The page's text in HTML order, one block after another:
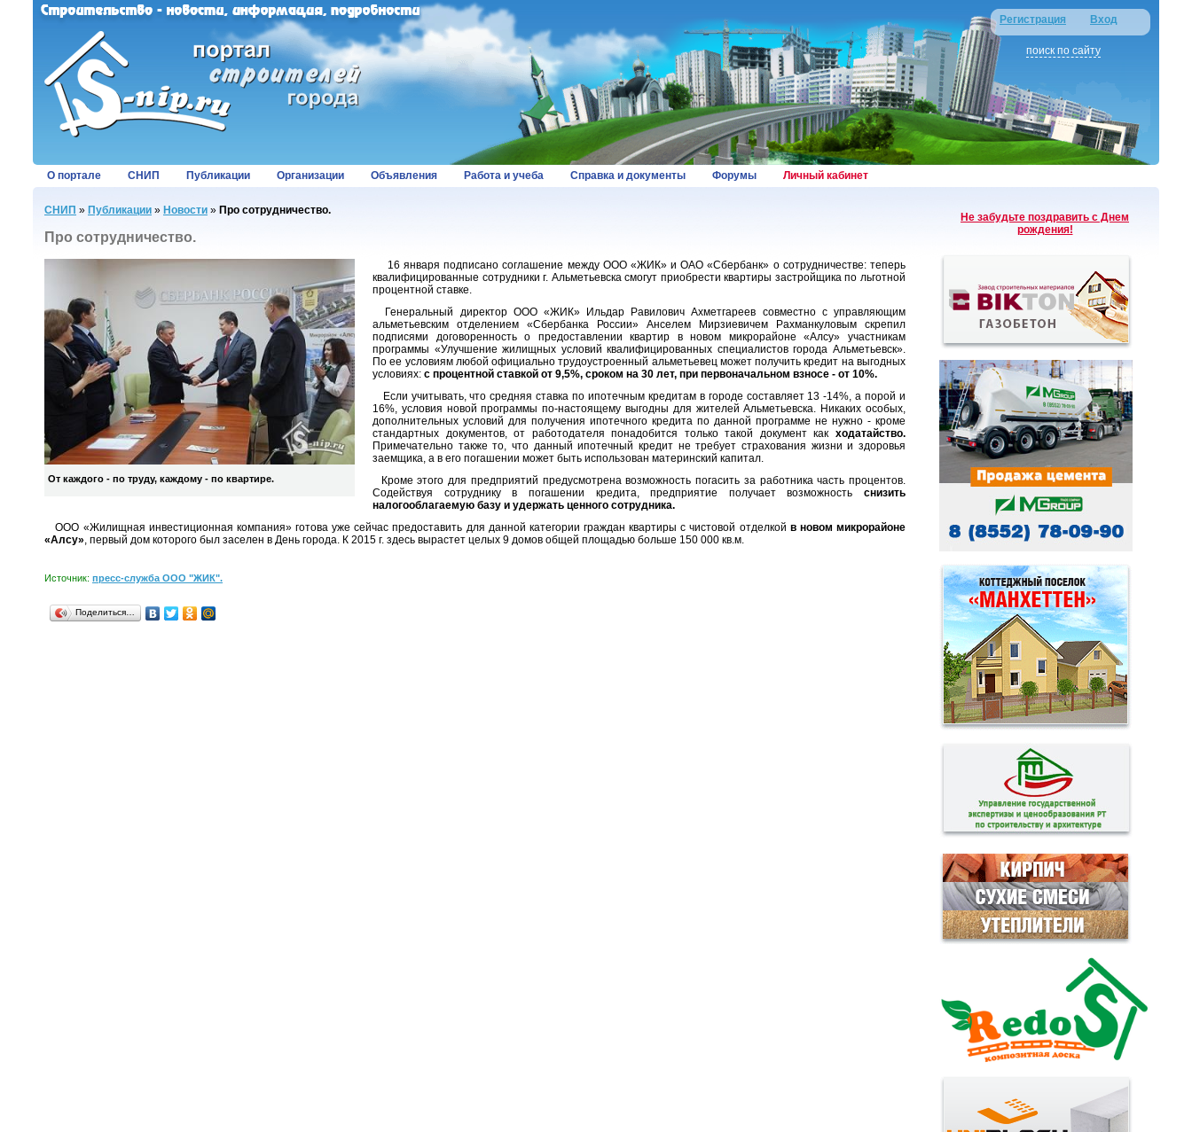
Регистрация Вход
поиск по сайту
О портале СНИП Публикации Организации Объявления Работа и учеба Справка и документы Форумы Личный кабинет
СНИП » Публикации » Новости » Про сотрудничество.
Про сотрудничество.
От каждого - по труду, каждому - по квартире.
16 января подписано соглашение между ООО «ЖИК» и ОАО «Сбербанк» о сотрудничестве: теперь
квалифицированные сотрудники г. Альметьевска смогут приобрести квартиры застройщика по льготной
процентной ставке.
Генеральный директор ООО «ЖИК» Ильдар Равилович Ахметгареев совместно с управляющим
альметьевским отделением «Сбербанка России» Анселем Мирзиевичем Рахманкуловым скрепил
подписями договоренность о предоставлении квартир в новом микрорайоне «Алсу» участникам
программы «Улучшение жилищных условий квалифицированных специалистов города Альметьевск».
По ее условиям любой официально трудоустроенный альметьевец может получить кредит на выгодных
условиях: с процентной ставкой от 9,5%, сроком на 30 лет, при первоначальном взносе - от 10%.
Если учитывать, что средняя ставка по ипотечным кредитам в городе составляет 13 -14%, а порой и
16%, условия новой программы по-настоящему выгодны для жителей Альметьевска. Никаких особых,
дополнительных условий для получения ипотечного кредита по данной программе не нужно - кроме
стандартных документов, от работодателя понадобится только такой документ как ходатайство.
Примечательно также то, что данный ипотечный кредит не требует страхования жизни и здоровья
заемщика, а в его погашении может быть использован материнский капитал.
Кроме этого для предприятий предусмотрена возможность погасить за работника часть процентов.
Содействуя сотруднику в погашении кредита, предприятие получает возможность снизить
налогооблагаемую базу и удержать ценного сотрудника.
ООО «Жилищная инвестиционная компания» готова уже сейчас предоставить для данной категории граждан квартиры с чистовой отделкой в новом микрорайоне
«Алсу» , первый дом которого был заселен в День города. К 2015 г. здесь вырастет целых 9 домов общей площадью больше 150 000 кв.м.
Источник: пресс-служба ООО "ЖИК".
Поделиться…
Не забудьте поздравить с Днем
рождения!